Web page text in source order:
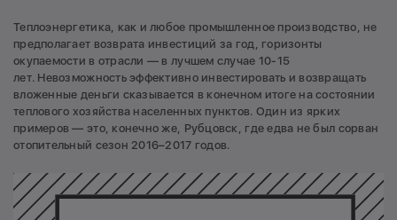
Теплоэнергетика, как и любое промышленное производство, не
предполагает возврата инвестиций за год, горизонты
окупаемости в отрасли — в лучшем случае 10-15
лет. Невозможность эффективно инвестировать и возвращать
вложенные деньги сказывается в конечном итоге на состоянии
теплового хозяйства населенных пунктов. Один из ярких
примеров — это, конечно же, Рубцовск, где едва не был сорван
отопительный сезон 2016–2017 годов.